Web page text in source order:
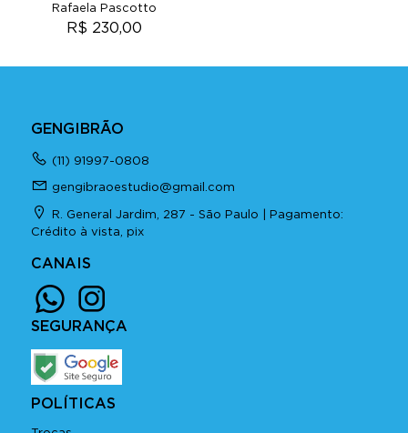
Rafaela Pascotto
R$ 230,00
GENGIBRÃO
(11) 91997-0808
gengibraoestudio@gmail.com
R. General Jardim, 287 - São Paulo | Pagamento:
Crédito à vista, pix
CANAIS
SEGURANÇA
POLÍTICAS